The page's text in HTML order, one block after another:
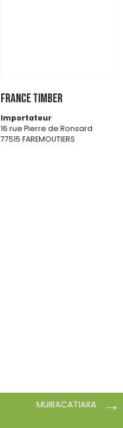
FRANCE TIMBER
Importateur
16 rue Pierre de Ronsard
77515 FAREMOUTIERS
MUIRACATIARA